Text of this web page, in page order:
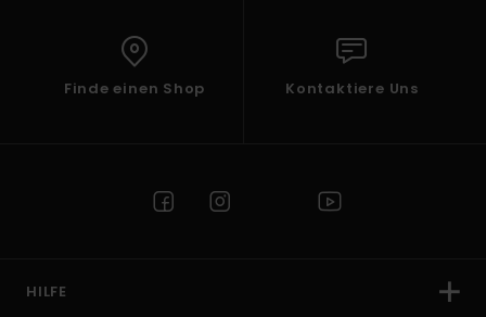
Finde einen Shop Kontaktiere Uns
HILFE